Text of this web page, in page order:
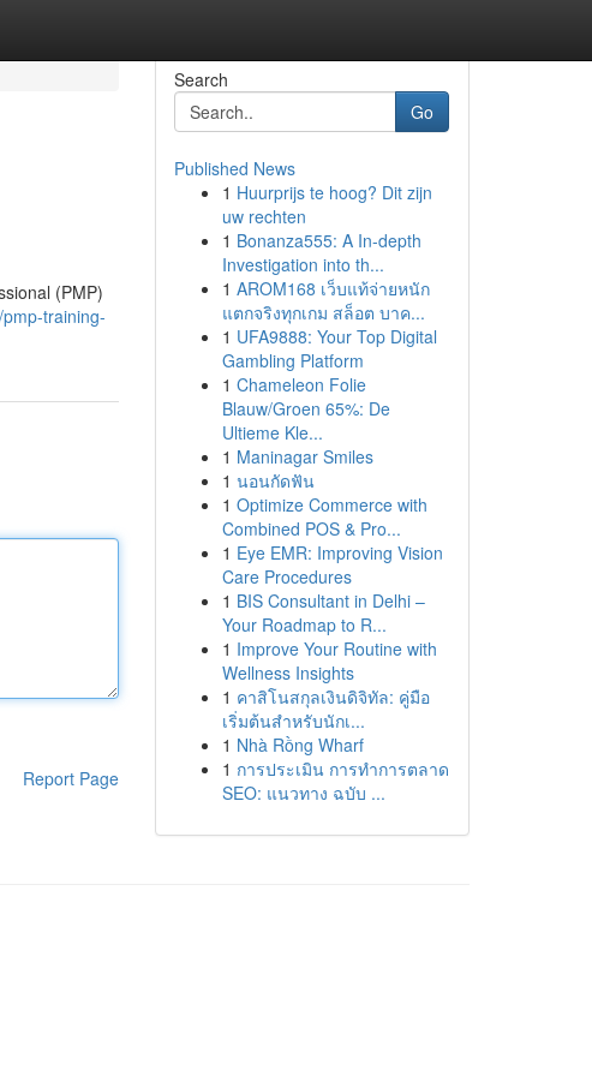
(PMP)
training-
Report Page
Search
Go
Published News
1 Huurprijs te hoog? Dit zijn
uw rechten
1 Bonanza555: A In-depth
Investigation into th...
1 AROM168 เว็บแท้จ่ายหนัก
แตกจริงทุกเกม สล็อต บาค...
1 UFA9888: Your Top Digital
Gambling Platform
1 Chameleon Folie
Blauw/Groen 65%: De
Ultieme Kle...
1 Maninagar Smiles
1 นอนกัดฟัน
1 Optimize Commerce with
Combined POS & Pro...
1 Eye EMR: Improving Vision
Care Procedures
1 BIS Consultant in Delhi –
Your Roadmap to R...
1 Improve Your Routine with
Wellness Insights
1 คาสิโนสกุลเงินดิจิทัล: คู่มือ
เริ่มต้นสำหรับนักเ...
1 Nhà Rồng Wharf
1 การประเมิน การทำการตลาด
SEO: แนวทาง ฉบับ ...